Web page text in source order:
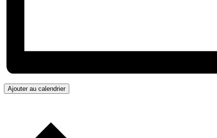
Ajouter au calendrier